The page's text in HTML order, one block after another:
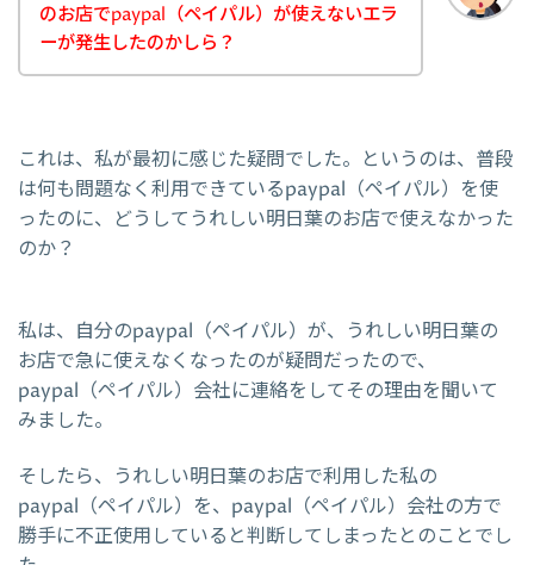
のお店でpaypal（ペイパル）が使えないエラ
ーが発生したのかしら？
これは、私が最初に感じた疑問でした。というのは、普段
は何も問題なく利用できているpaypal（ペイパル）を使
ったのに、どうしてうれしい明日葉のお店で使えなかった
のか？
私は、自分のpaypal（ペイパル）が、うれしい明日葉の
お店で急に使えなくなったのが疑問だったので、
paypal（ペイパル）会社に連絡をしてその理由を聞いて
みました。
そしたら、うれしい明日葉のお店で利用した私の
paypal（ペイパル）を、paypal（ペイパル）会社の方で
勝手に不正使用していると判断してしまったとのことでし